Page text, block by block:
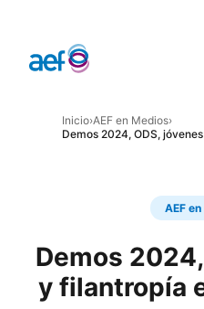
Inicio›AEF en Medios›
Demos 2024, ODS,
AEF
Demos
y filantropía